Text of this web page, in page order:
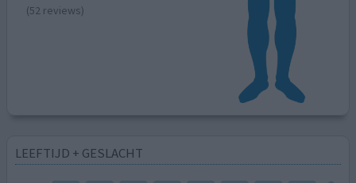
(52 reviews)
LEEFTIJD + GESLACHT